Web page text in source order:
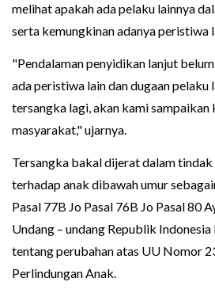
melihat apakah ada pelaku lainnya
serta kemungkinan adanya peristiwa
"Pendalaman penyidikan lanjut
ada peristiwa lain dan dugaan pelaku
tersangka lagi, akan kami
masyarakat," ujarnya.
Tersangka bakal dijerat dalam tindak
terhadap anak dibawah umur
Pasal 77B Jo Pasal 76B Jo Pasal 80
Undang – undang Republik
tentang perubahan atas UU Nomor
Perlindungan Anak.